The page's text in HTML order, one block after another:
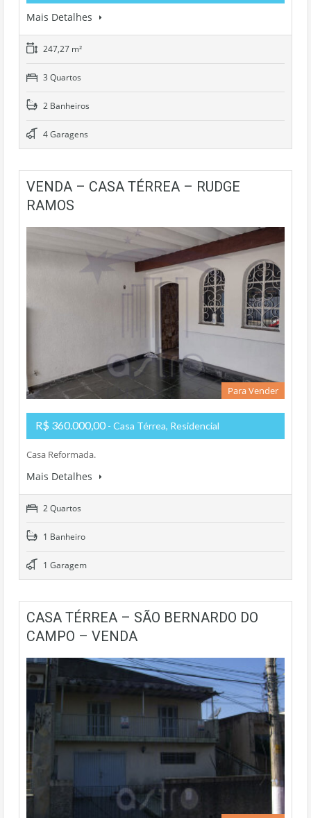
Mais Detalhes
247,27 m²
3 Quartos
2 Banheiros
4 Garagens
VENDA – CASA TÉRREA – RUDGE
RAMOS
Para Vender
R$ 360.000,00 - Casa Térrea, Residencial
Casa Reformada.
Mais Detalhes
2 Quartos
1 Banheiro
1 Garagem
CASA TÉRREA – SÃO BERNARDO DO
CAMPO – VENDA